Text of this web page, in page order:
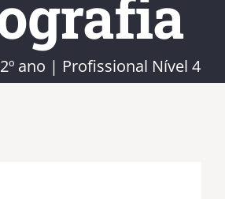
ano | Profissional Nível 4